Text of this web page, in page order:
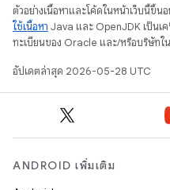
ตัวอย่างเนื้อหาและโค้ดในหน้าเว็บนี้ขึ้
ใช้เนื้อหา Java และ OpenJDK เป็นเค
ทะเบียนของ Oracle และ/หรือบริษัทใน
อัปเดตล่าสุด 2026-05-28 UTC
ANDROID เพิ่มเติม